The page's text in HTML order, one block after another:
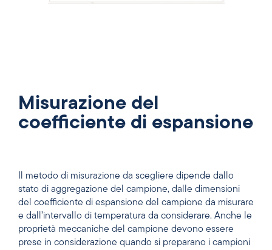
Misurazione del
coefficiente di espansione
Il metodo di misurazione da scegliere dipende dallo
stato di aggregazione del campione, dalle dimensioni
del coefficiente di espansione del campione da misurare
e dall’intervallo di temperatura da considerare. Anche le
proprietà meccaniche del campione devono essere
prese in considerazione quando si preparano i campioni